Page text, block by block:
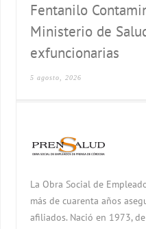
Fentanilo
Ministerio de
exfuncionarias
5 agosto, 2026
La Obra Social de
más de cuarenta años
afiliados. Nació en 1973,